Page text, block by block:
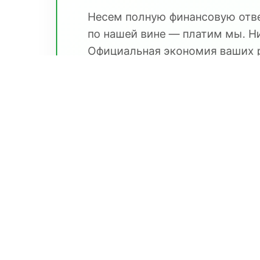
Несем полную финансовую
по нашей вине — платим мы.
Официальная экономия ваших